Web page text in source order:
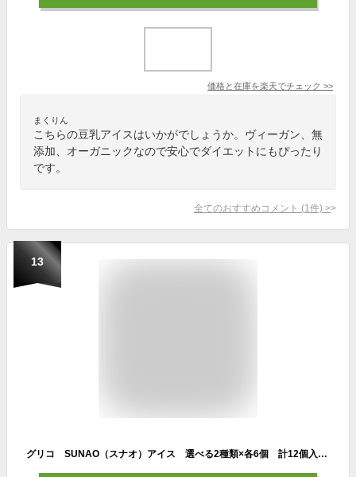
価格と在庫を楽天でチェック >>
まくりん
こちらの豆乳アイスはいかがでしょうか。ヴィーガン、無
添加、オーガニックなので安心でダイエットにもぴったり
です。
全てのおすすめコメント (1 件) >
13
グリコ SUNAO（スナオ）アイス 選べる2種類×各6個 計12個入 アイスクリーム